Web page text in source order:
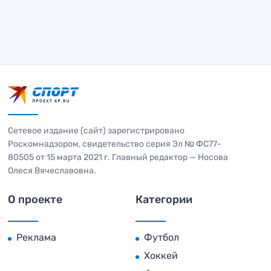
Сетевое издание (сайт) зарегистрировано
Роскомнадзором, свидетельство серия Эл № ФС77-
80505 от 15 марта 2021 г. Главный редактор — Носова
Олеся Вячеславовна.
О проекте
Реклама
Категории
Футбол
Хоккей